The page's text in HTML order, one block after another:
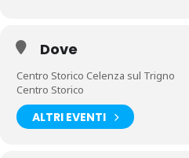
Dove
Centro Storico Celenza sul Trigno
Centro Storico
ALTRI EVENTI